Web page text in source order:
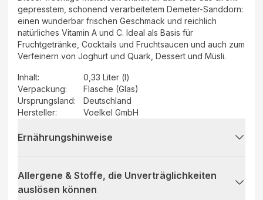
gepresstem, schonend verarbeitetem Demeter-Sanddorn:
einen wunderbar frischen Geschmack und reichlich
natürliches Vitamin A und C. Ideal als Basis für
Fruchtgetränke, Cocktails und Fruchtsaucen und auch zum
Verfeinern von Joghurt und Quark, Dessert und Müsli.
Inhalt:
0,33 Liter (l)
Verpackung:
Flasche (Glas)
Ursprungsland:
Deutschland
Hersteller: Voelkel GmbH
Ernährungshinweise
Allergene & Stoffe, die Unverträglichkeiten
auslösen können